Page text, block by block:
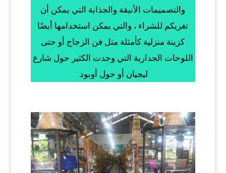
والتصميمات الأنيقة والجذابة التي يمكن أن
تغريكم للشراء ، والتي يمكن استخدامها أيضًا
كزينة منزلية كأمثلة مثل فن الزجاج أو حتى
اللوحات الجدارية التي وجدت الكثير حول شارع
ليجيان أو حول أوبود.